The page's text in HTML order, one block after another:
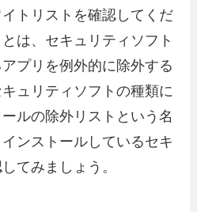
トリストを確認してくだ
は、セキュリティソフト
プリを例外的に除外する
ュリティソフトの種類に
ルの除外リストという名
ンストールしているセキ
てみましょう。